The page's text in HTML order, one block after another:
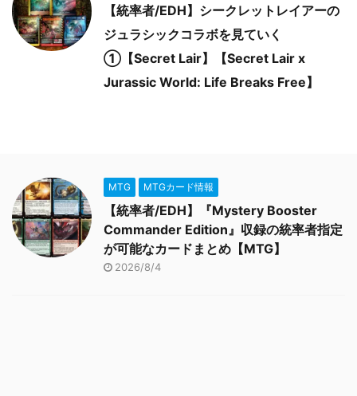
【統率者/EDH】シークレットレイアーの
ジュラシックコラボを見ていく
①【Secret Lair】【Secret Lair x
Jurassic World: Life Breaks Free】
MTG MTGカード情報
【統率者/EDH】『Mystery Booster
Commander Edition』収録の統率者指定
が可能なカードまとめ【MTG】
2026/8/4